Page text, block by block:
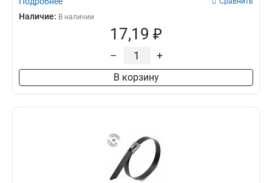
Наличие: В наличии
17,19 ₽
– +
В корзину